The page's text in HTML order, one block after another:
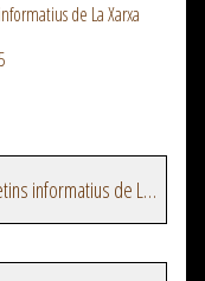
de La Xarxa
Veure més episodis del programa Butlletins informatius de La Xarxa